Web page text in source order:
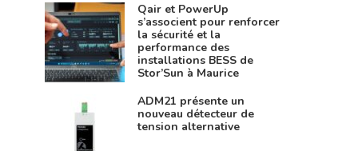
Qair et PowerUp
s’associent pour renforcer
la sécurité et la
performance des
installations BESS de
Stor’Sun à Maurice
ADM21 présente un
nouveau détecteur de
tension alternative